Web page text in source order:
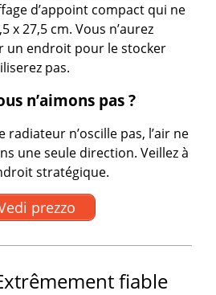
d’appoint compact qui ne
x 27,5 cm. Vous n’aurez
un endroit pour le stocker
pas.
n’aimons pas ?
radiateur n’oscille pas, l’air ne
une seule direction. Veillez à
stratégique.
prezzo
fiable